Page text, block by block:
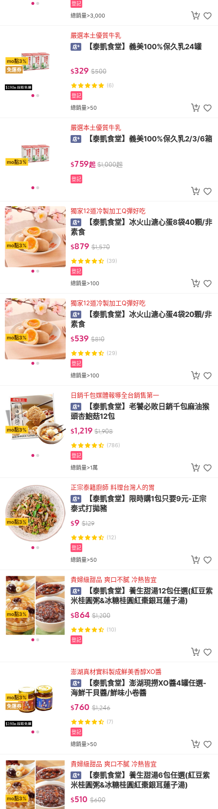
總銷量>3,000
登記
mo點3%
免運券
嚴選本土優質牛乳
【泰凱食堂】義美100%保久乳24罐
$329 $500
(6)
總銷量>50
登記
mo點3%
嚴選本土優質牛乳
【泰凱食堂】義美100%保久乳2/3/6箱
$759起 $1,000起
登記
mo點3%
獨家12道冷製加工Q彈好吃
【泰凱食堂】冰火山溏心蛋8袋40顆/非
素食
$879 $1,570
(39)
總銷量>100
登記
mo點3%
獨家12道冷製加工Q彈好吃
【泰凱食堂】冰火山溏心蛋4袋20顆/非
素食
$539 $810
(29)
總銷量>100
登記
mo點3%
日銷千包媒體報導全台銷售第一
【泰凱食堂】老饕必敗日銷千包麻油猴
頭杏鮑菇12包
$1,219 $1,908
(786)
總銷量>1萬
登記
mo點3%
正宗泰籍廚師 料理台灣人的胃
【泰凱食堂】限時購1包只要9元-正宗
泰式打拋豬
$9 $129
(12)
總銷量>50
登記
mo點3%
貴婦級甜品 爽口不膩 冷熱皆宜
【泰凱食堂】養生甜湯12包任選(紅豆紫
米桂圓粥&冰糖桂圓紅棗銀耳蓮子湯)
$864 $1,200
(10)
登記
mo點3%
免運券
澎湖真材實料製成鮮美香醇XO醬
【泰凱食堂】澎湖現撈XO醬4罐任選-
海鮮干貝醬/鮮味小卷醬
$760 $1,246
(7)
總銷量>50
登記
mo點3%
貴婦級甜品 爽口不膩 冷熱皆宜
【泰凱食堂】養生甜湯6包任選(紅豆紫
米桂圓粥&冰糖桂圓紅棗銀耳蓮子湯)
$510 $600